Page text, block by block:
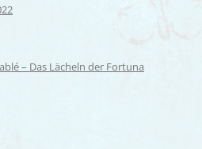
– Das Lächeln der Fortuna